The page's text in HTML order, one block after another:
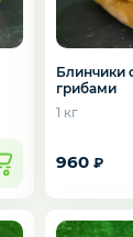
рыба
Блинчики
грибами
1 кг
960 ₽